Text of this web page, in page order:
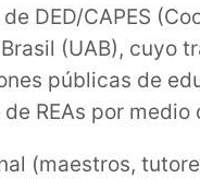
DED/CAPES
(UAB), cuyo
públicas de
REAs por medio
(maestros,